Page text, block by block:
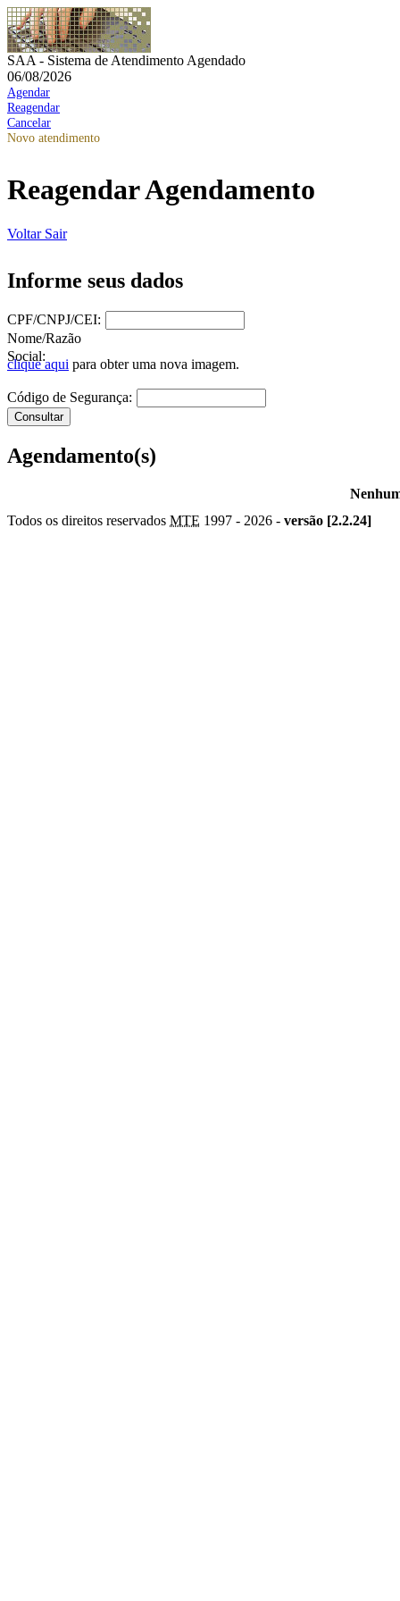
SAA - Sistema de Atendimento Agendado
06/08/2026
Agendar
Reagendar
Cancelar
Novo atendimento
Reagendar Agendamento
Voltar Sair
Informe seus dados
CPF/CNPJ/CEI:
Nome/Razão
Social:
clique aqui para obter uma nova imagem.
Código de Segurança:
Agendamento(s)
Todos os direitos reservados MTE 1997 - 2026 - versão [2.2.24]